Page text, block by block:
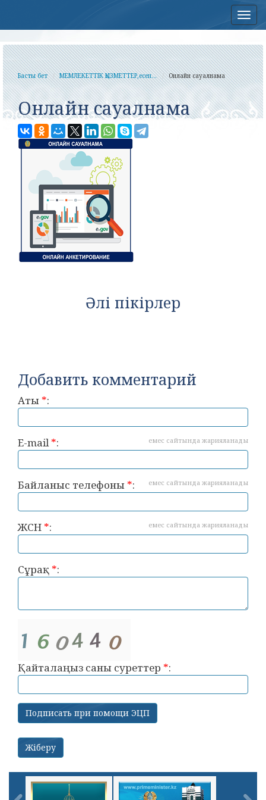
Басты бет МЕМЛЕКЕТТІК ҚЫЗМЕТТЕР,есеп... Онлайн сауалнама
Онлайн сауалнама
Әлі пікірлер
Добавить комментарий
Аты *:
E-mail*: емес сайтында жарияланады
Байланыс телефоны *: емес сайтында жарияланады
ЖСН *: емес сайтында жарияланады
Сұрақ *:
Қайталаңыз саны суреттер *: